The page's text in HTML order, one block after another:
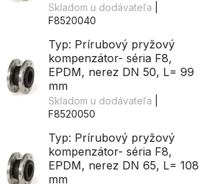
Skladom u dodávateľa
F8520040
Typ: Prírubový pryžový
kompenzátor- séria F8,
EPDM, nerez DN 50, L= 99
mm
Skladom u dodávateľa
F8520050
Typ: Prírubový pryžový
kompenzátor- séria F8,
EPDM, nerez DN 65, L= 108
mm